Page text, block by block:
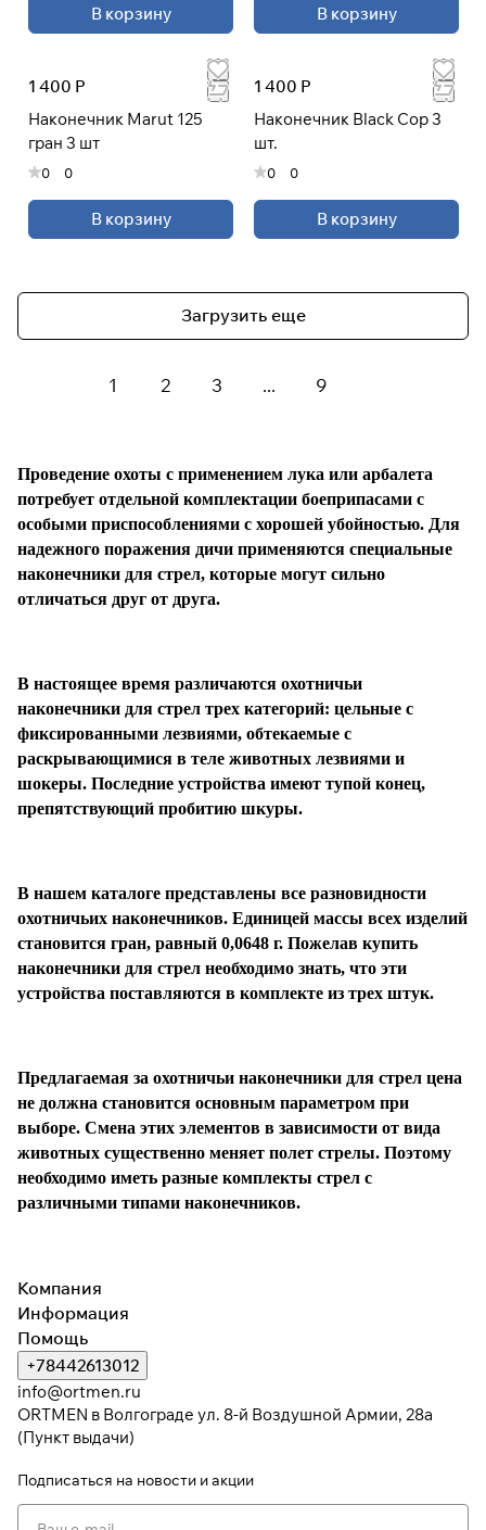
В корзину В корзину
1 400 Р
Наконечник Marut 125
гран 3 шт
0 0
В корзину
1 400 Р
Наконечник Black Cop 3
шт.
0 0
В корзину
Загрузить еще
1 2 3 ... 9
Проведение охоты с применением лука или арбалета
потребует отдельной комплектации боеприпасами с
особыми приспособлениями с хорошей убойностью. Для
надежного поражения дичи применяются специальные
наконечники для стрел, которые могут сильно
отличаться друг от друга.
В настоящее время различаются охотничьи
наконечники для стрел трех категорий: цельные с
фиксированными лезвиями, обтекаемые с
раскрывающимися в теле животных лезвиями и
шокеры. Последние устройства имеют тупой конец,
препятствующий пробитию шкуры.
В нашем каталоге представлены все разновидности
охотничьих наконечников. Единицей массы всех изделий
становится гран, равный 0,0648 г. Пожелав купить
наконечники для стрел необходимо знать, что эти
устройства поставляются в комплекте из трех штук.
Предлагаемая за охотничьи наконечники для стрел цена
не должна становится основным параметром при
выборе. Смена этих элементов в зависимости от вида
животных существенно меняет полет стрелы. Поэтому
необходимо иметь разные комплекты стрел с
различными типами наконечников.
Компания
Информация
Помощь
+78442613012
info@ortmen.ru
ORTMEN в Волгограде ул. 8-й Воздушной Армии, 28а
(Пункт выдачи)
Подписаться на новости и акции